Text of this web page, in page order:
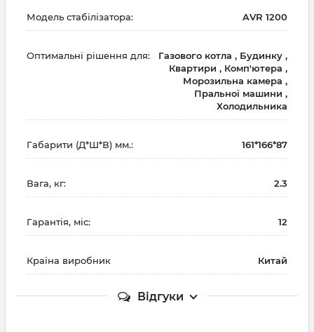
Модель стабілізатора: AVR 1200
Оптимальні рішення для:
Газового котла , Будинку ,
Квартири , Комп'ютера ,
Морозильна камера ,
Пральної машини ,
Холодильника
Габарити (Д*Ш*В) мм.: 161*166*87
Вага, кг: 2.3
Гарантія, міс: 12
Країна виробник Китай
Відгуки